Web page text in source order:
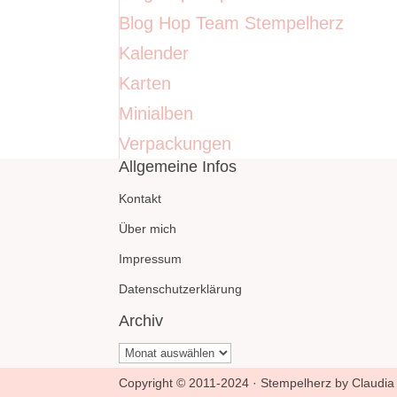
Blog Hop Team Stempelherz
Kalender
Karten
Minialben
Verpackungen
Allgemeine Infos
Kontakt
Über mich
Impressum
Datenschutzerklärung
Archiv
Archiv
Copyright © 2011-2024 · Stempelherz by